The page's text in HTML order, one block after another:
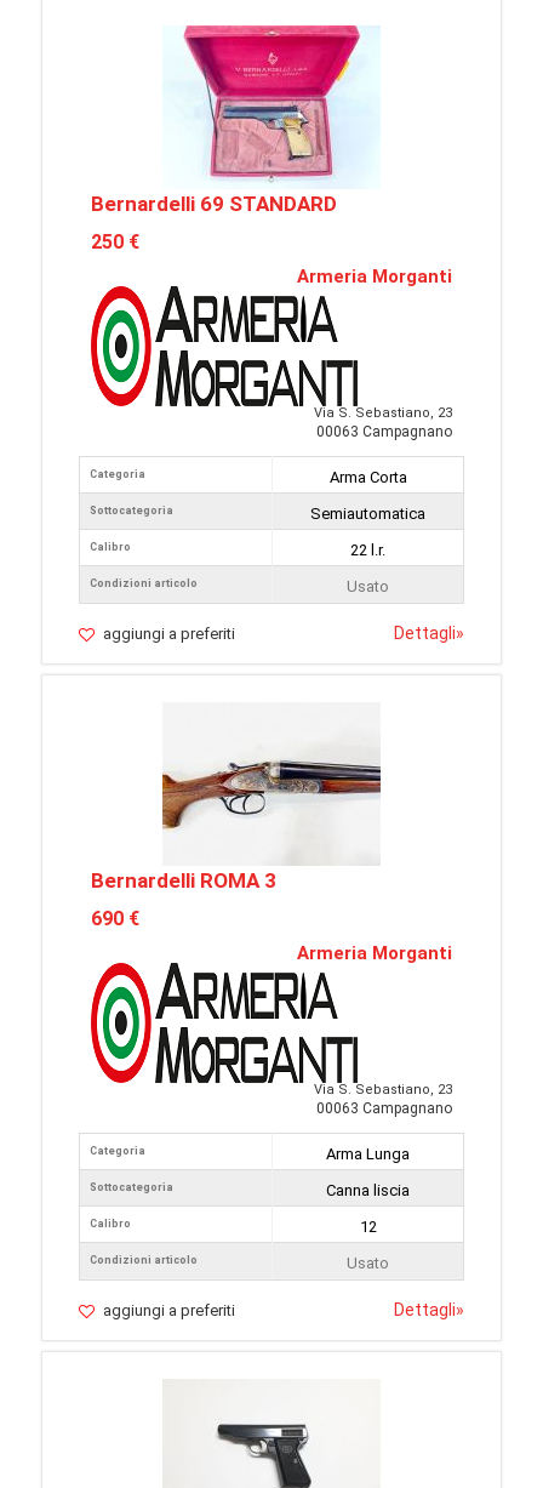
Bernardelli 69 STANDARD
250 €
Armeria Morganti
Via S. Sebastiano, 23
00063 Campagnano
Categoria
Sottocategoria
Calibro
Condizioni articolo
Arma Corta
Semiautomatica
22 l.r.
Usato
aggiungi a preferiti Dettagli»
Bernardelli ROMA 3
690 €
Armeria Morganti
Via S. Sebastiano, 23
00063 Campagnano
Categoria
Sottocategoria
Calibro
Condizioni articolo
Arma Lunga
Canna liscia
12
Usato
aggiungi a preferiti Dettagli»